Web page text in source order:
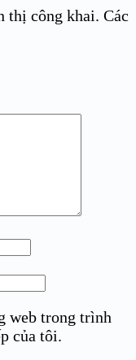
thị công khai. Các
web trong trình
của tôi.